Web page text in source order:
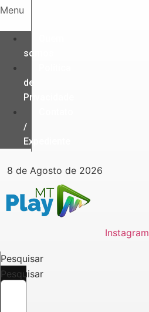
Ir
o
conteúdo
Menu
somos
de
Privacidade
/
Expediente
8 de Agosto de 2026
Instagram
Pesquisar
Pesquisar